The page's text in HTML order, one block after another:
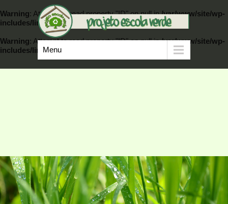
Warning: Attempt to read property "ID" on null in/var/www/site/wp-
includes/link-template.phpon line389
Warning: Attempt to read property "ID" on null in/var/www/site/wp-
includes/link-template.php
Menu